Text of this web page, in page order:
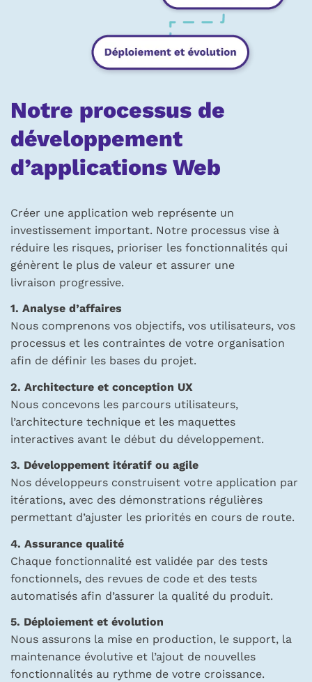
Notre processus de
développement
d’applications Web
Créer une application web représente un
investissement important. Notre processus vise à
réduire les risques, prioriser les fonctionnalités qui
génèrent le plus de valeur et assurer une
livraison progressive.
1. Analyse d’affaires
Nous comprenons vos objectifs, vos utilisateurs, vos
processus et les contraintes de votre organisation
afin de définir les bases du projet.
2. Architecture et conception UX
Nous concevons les parcours utilisateurs,
l’architecture technique et les maquettes
interactives avant le début du développement.
3. Développement itératif ou agile
Nos développeurs construisent votre application par
itérations, avec des démonstrations régulières
permettant d’ajuster les priorités en cours de route.
4. Assurance qualité
Chaque fonctionnalité est validée par des tests
fonctionnels, des revues de code et des tests
automatisés afin d’assurer la qualité du produit.
5. Déploiement et évolution
Nous assurons la mise en production, le support, la
maintenance évolutive et l’ajout de nouvelles
fonctionnalités au rythme de votre croissance.